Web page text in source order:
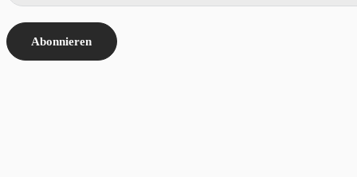
Abonnieren